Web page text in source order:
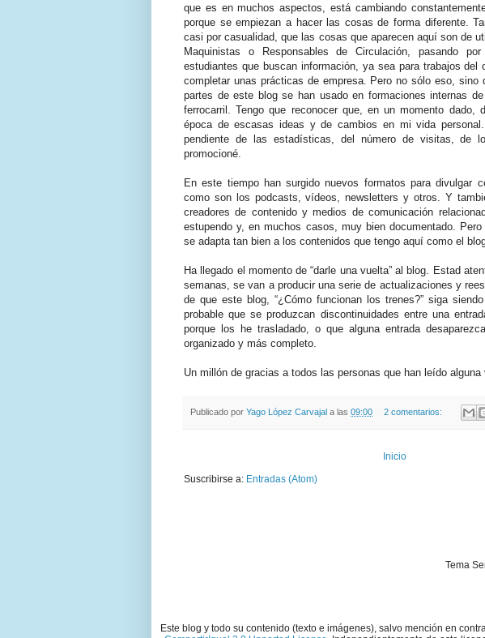
que es en muchos aspectos, está cambiando
porque se empiezan a hacer las cosas de forma diferente.
casi por casualidad, que las cosas que aparecen aquí son de
Maquinistas o Responsables de Circulación, pasando
estudiantes que buscan información, ya sea para trabajos
completar unas prácticas de empresa. Pero no sólo eso,
partes de este blog se han usado en formaciones internas
ferrocarril. Tengo que reconocer que, en un momento
época de escasas ideas y de cambios en mi vida
pendiente de las estadísticas, del número de visitas, de
promocioné.
En este tiempo han surgido nuevos formatos para divulgar
como son los podcasts, vídeos, newsletters y otros. Y
creadores de contenido y medios de comunicación
estupendo y, en muchos casos, muy bien documentado.
se adapta tan bien a los contenidos que tengo aquí como el
Ha llegado el momento de “darle una vuelta” al blog. Estad
semanas, se van a producir una serie de actualizaciones y
de que este blog, “¿Cómo funcionan los trenes?” siga
probable que se produzcan discontinuidades entre una
porque los he trasladado, o que alguna entrada
organizado y más completo.
Un millón de gracias a todos las personas que han leído alguna
Publicado por Yago López Carvajal a las 09:00 2 comentarios:
Inicio
Suscribirse a: Entradas (Atom)
Tema
Este blog y todo su contenido (texto e imágenes), salvo mención en